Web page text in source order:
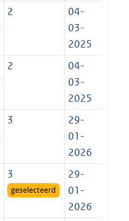
2
04-
03-
2025
2
04-
03-
2025
3
29-
01-
2026
3
geselecteerd
29-
01-
2026